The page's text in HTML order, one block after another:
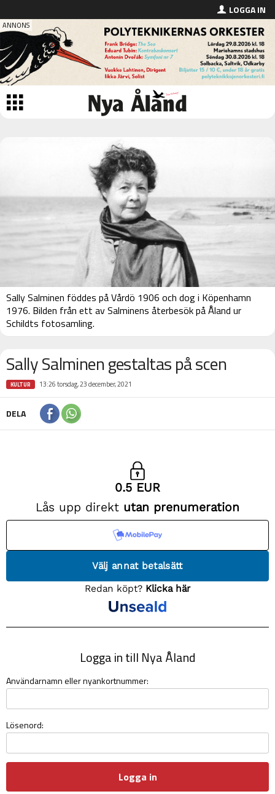
LOGGA IN
Sally Salminen föddes på Vårdö 1906 och dog i Köpenhamn
1976. Bilden från ett av Salminens återbesök på Åland ur
Schildts fotosamling.
Sally Salminen gestaltas på scen
KULTUR 13:26 torsdag, 23 december, 2021
DELA